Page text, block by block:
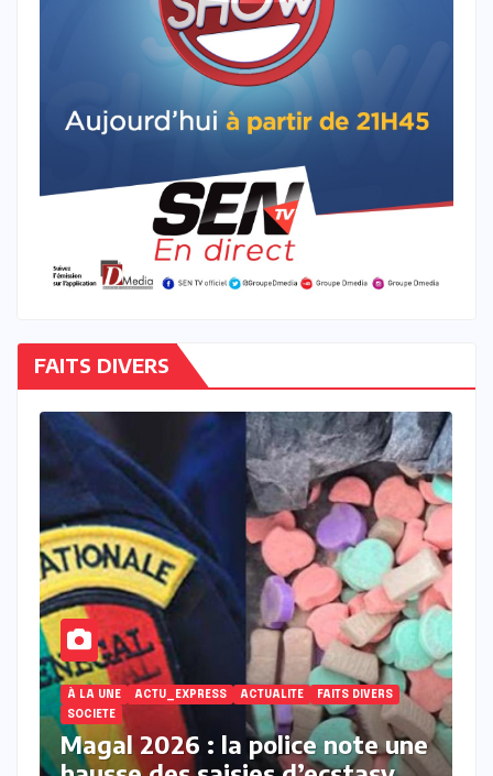
FAITS DIVERS
ACTUALITE À LA UNE ACTU_EXPRESS FAITS DIVERS
Touba : une jeune femme